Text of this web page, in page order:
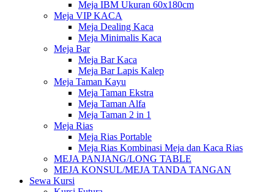
Meja IBM Ukuran 60x180cm
Meja VIP KACA
Meja Dealing Kaca
Meja Minimalis Kaca
Meja Bar
Meja Bar Kaca
Meja Bar Lapis Kalep
Meja Taman Kayu
Meja Taman Ekstra
Meja Taman Alfa
Meja Taman 2 in 1
Meja Rias
Meja Rias Portable
Meja Rias Kombinasi Meja dan Kaca Rias
MEJA PANJANG/LONG TABLE
MEJA KONSUL/MEJA TANDA TANGAN
Sewa Kursi